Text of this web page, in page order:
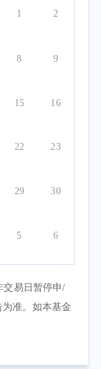
1 2
8 9
15 16
22 23
29 30
5 6
交易日暂停申/
准。如本基金
限制的，可点
如需要查询本基